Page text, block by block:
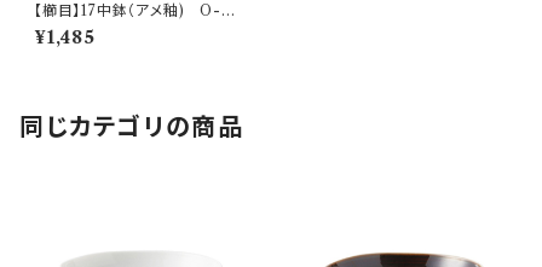
【櫛目】17中鉢（アメ釉) O-M0
5402
¥1,485
同じカテゴリの商品